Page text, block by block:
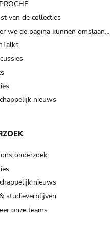
van de collecties
we de pagina kunnen omslaan…
nieuws
onderzoek
nieuws
studieverblijven
onze teams